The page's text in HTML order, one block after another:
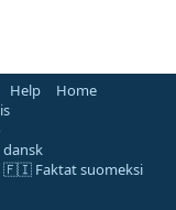
Help
Home
🇫🇮 Faktat suomeksi